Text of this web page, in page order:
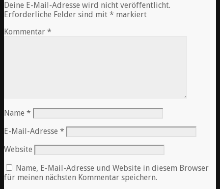
Deine E-Mail-Adresse wird nicht veröffentlicht.
Erforderliche Felder sind mit * markiert
Kommentar *
Name *
E-Mail-Adresse *
Website
Name, E-Mail-Adresse und Website in diesem Browser
für meinen nächsten Kommentar speichern.